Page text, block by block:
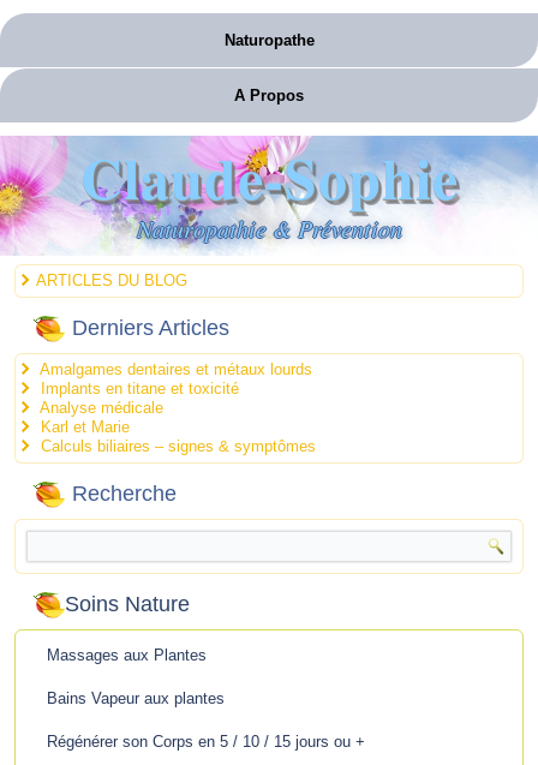
Naturopathe
A Propos
Claude-Sophie
Naturopathie & Prévention
ARTICLES DU BLOG
Derniers Articles
Amalgames dentaires et métaux lourds
Implants en titane et toxicité
Analyse médicale
Karl et Marie
Calculs biliaires – signes & symptômes
Recherche
Soins Nature
Massages aux Plantes
Bains Vapeur aux plantes
Régénérer son Corps en 5 / 10 / 15 jours ou +